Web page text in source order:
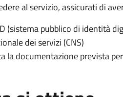
al servizio, assicurati di
(sistema pubblico di identità
dei servizi (CNS)
la documentazione prevista